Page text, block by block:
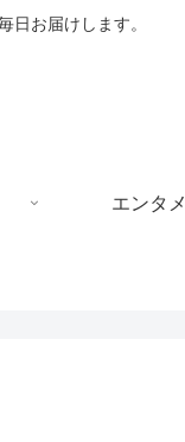
日お届けします。
エンタメ